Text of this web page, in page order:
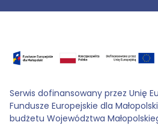
Serwis dofinansowany przez Unię
Fundusze Europejskie dla
budżetu Województwa